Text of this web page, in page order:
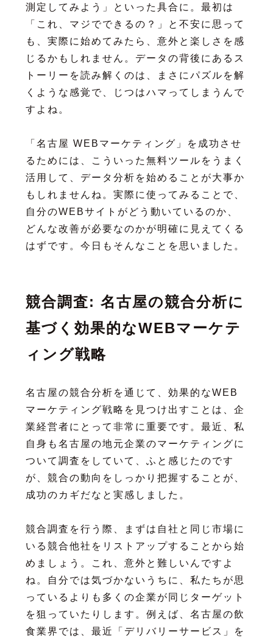
測定してみよう」といった具合に。最初は
「これ、マジでできるの？」と不安に思って
も、実際に始めてみたら、意外と楽しさを感
じるかもしれません。データの背後にあるス
トーリーを読み解くのは、まさにパズルを解
くような感覚で、じつはハマってしまうんで
すよね。
「名古屋 WEBマーケティング」を成功させ
るためには、こういった無料ツールをうまく
活用して、データ分析を始めることが大事か
もしれませんね。実際に使ってみることで、
自分のWEBサイトがどう動いているのか、
どんな改善が必要なのかが明確に見えてくる
はずです。今日もそんなことを思いました。
競合調査: 名古屋の競合分析に
基づく効果的なWEBマーケテ
ィング戦略
名古屋の競合分析を通じて、効果的なWEB
マーケティング戦略を見つけ出すことは、企
業経営者にとって非常に重要です。最近、私
自身も名古屋の地元企業のマーケティングに
ついて調査をしていて、ふと感じたのです
が、競合の動向をしっかり把握することが、
成功のカギだなと実感しました。
競合調査を行う際、まずは自社と同じ市場に
いる競合他社をリストアップすることから始
めましょう。これ、意外と難しいんですよ
ね。自分では気づかないうちに、私たちが思
っているよりも多くの企業が同じターゲット
を狙っていたりします。例えば、名古屋の飲
食業界では、最近「デリバリーサービス」を